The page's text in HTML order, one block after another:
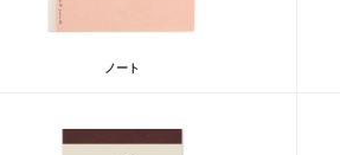
ノート